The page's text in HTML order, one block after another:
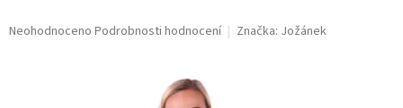
Průměrné
Neohodnoceno Podrobnosti hodnocení Značka: Jožánek